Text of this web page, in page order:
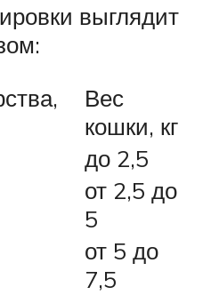
выглядит
Вес
кошки, кг
до 2,5
от 2,5 до
5
от 5 до
7,5